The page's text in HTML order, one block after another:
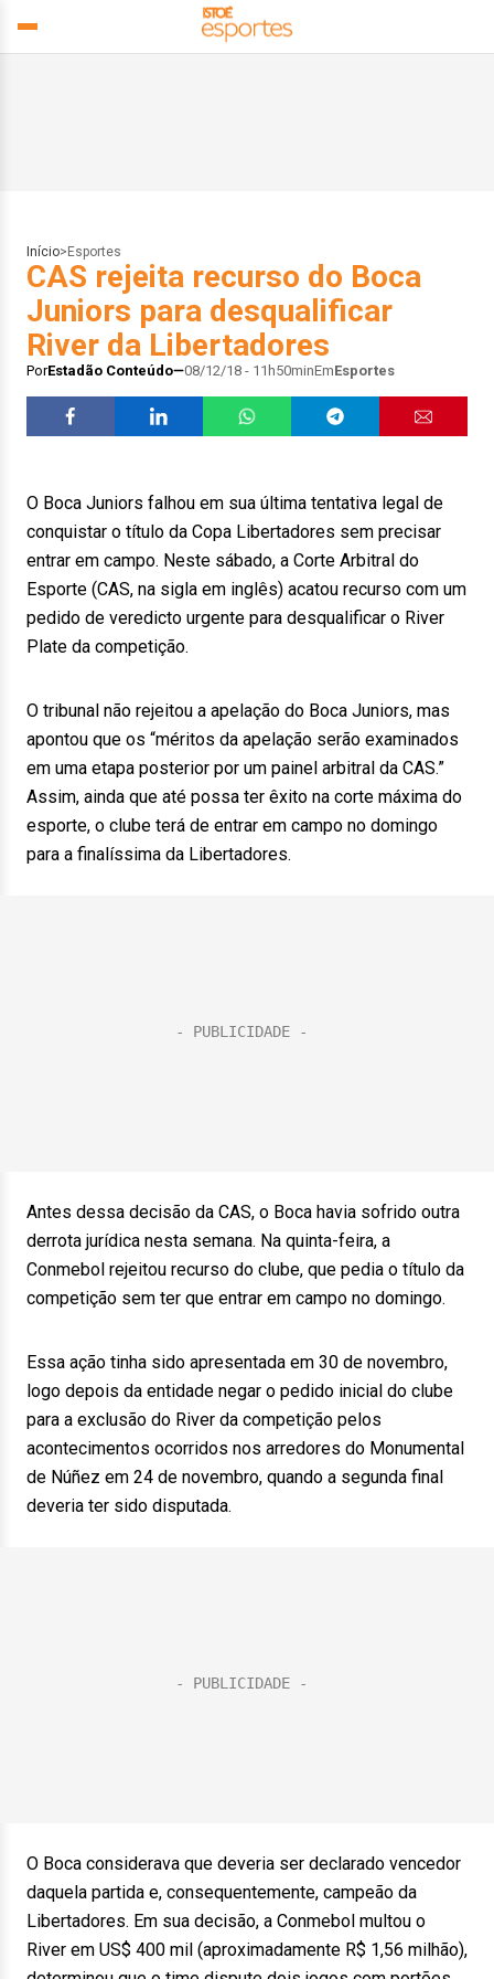
Início> Esportes
CAS rejeita recurso do Boca
Juniors para desqualificar
River da Libertadores
PorEstadão Conteúdo 08/12/18 - 11h50minEmEsportes
O Boca Juniors falhou em sua última tentativa legal de
conquistar o título da Copa Libertadores sem precisar
entrar em campo. Neste sábado, a Corte Arbitral do
Esporte (CAS, na sigla em inglês) acatou recurso com um
pedido de veredicto urgente para desqualificar o River
Plate da competição.
O tribunal não rejeitou a apelação do Boca Juniors, mas
apontou que os “méritos da apelação serão examinados
em uma etapa posterior por um painel arbitral da CAS.”
Assim, ainda que até possa ter êxito na corte máxima do
esporte, o clube terá de entrar em campo no domingo
para a finalíssima da Libertadores.
Antes dessa decisão da CAS, o Boca havia sofrido outra
derrota jurídica nesta semana. Na quinta-feira, a
Conmebol rejeitou recurso do clube, que pedia o título da
competição sem ter que entrar em campo no domingo.
Essa ação tinha sido apresentada em 30 de novembro,
logo depois da entidade negar o pedido inicial do clube
para a exclusão do River da competição pelos
acontecimentos ocorridos nos arredores do Monumental
de Núñez em 24 de novembro, quando a segunda final
deveria ter sido disputada.
O Boca considerava que deveria ser declarado vencedor
daquela partida e, consequentemente, campeão da
Libertadores. Em sua decisão, a Conmebol multou o
River em US$ 400 mil (aproximadamente R$ 1,56 milhão),